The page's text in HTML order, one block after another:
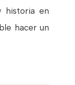
historia en
hacer un